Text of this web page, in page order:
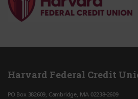
Harvard Federal Credit
PO Box 382609, Cambridge, MA 02238-2609